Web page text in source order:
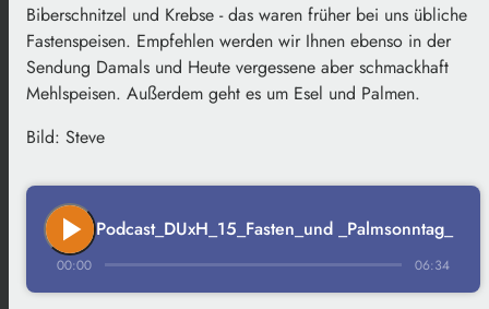
Biberschnitzel und Krebse - das waren früher bei uns übliche
Fastenspeisen. Empfehlen werden wir Ihnen ebenso in der
Sendung Damals und Heute vergessene aber schmackhaft
Mehlspeisen. Außerdem geht es um Esel und Palmen.
Bild: Steve
play_arrow Podcast_DUxH_15_Fasten_und _Palmsonntag_
00:00 06:34